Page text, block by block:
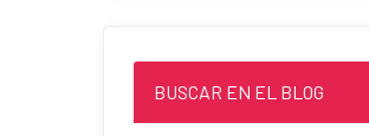
BUSCAR EN EL BLOG